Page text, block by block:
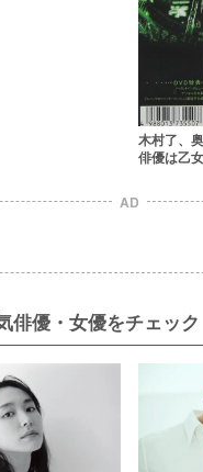
木村了、
俳優は乙
AD
俳優・女優をチェック